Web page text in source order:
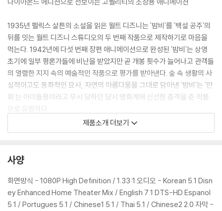
1935년 펠릭스 살튼의 소설을 읽은 월트 디즈니는 '밤비'를 '백설 공주'의
뒤를 잇는 월트 디즈니 스튜디오의 두 번째 작품으로 제작하기로 마음을
먹는다. 1942년에 다섯 번째 장편 애니메이션으로 완성된 '밤비'는 상영
초기에 일부 평론가들에 비난을 받았지만 곧 개봉 횟수가 늘어나고 관객들
의 열렬한 지지 속의 예술적인 작품으로 평가를 받아낸다. 숲 속 생활의 사
실적이고도 동화적인 묘사, 자연의 아름다움을 그대로 담아낸 '밤비'는 '만
화'는 아이들용이라고 무시 당하던 당시 영화계에 신선한 충격을 준 작품
으로 유명하다.
2011년 소개되는 다이아몬드 에디션 DVD에는 '밤비'의 제작에 관련된 자
터리 영상을 수록하고 있어 디지털 마스터링된 본편 영화와 함께 고퀄리티
가 경험하는 숲 속 체험은 '밤비'가 제작 60년이 지난 지금 시점에서도 영
원한 고전으로 인정받을 수 있는 이류를 직접 체험할 수 있다.
제품소개 더보기
사양
화면방식 - 1080P High Definition / 1.33:1 오디오 - Korean 5.1 Disn
ey Enhanced Home Theater Mix / English 7.1 DTS-HD Espanol
5.1 / Portugues 5.1 / Chinese1 5.1 / Thai 5.1 / Chinese2 2.0 자막 -